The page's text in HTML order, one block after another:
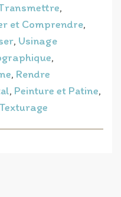
,
et Comprendre,
, Usinage
,
, Rendre
, Peinture et Patine,
Texturage